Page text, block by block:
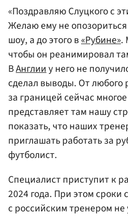
«Поздравляю Слуцкого с
Желаю ему не
шоу, а до этого в«Рубине».
чтобы он реанимировал
ВАнглииу него не
сделал выводы. От любого
за границей сейчас
представляет там нашу
показать, что наших
приглашать работать за
футболист.
Специалист приступит к
2024 года. При этом сроки
с российским тренером не